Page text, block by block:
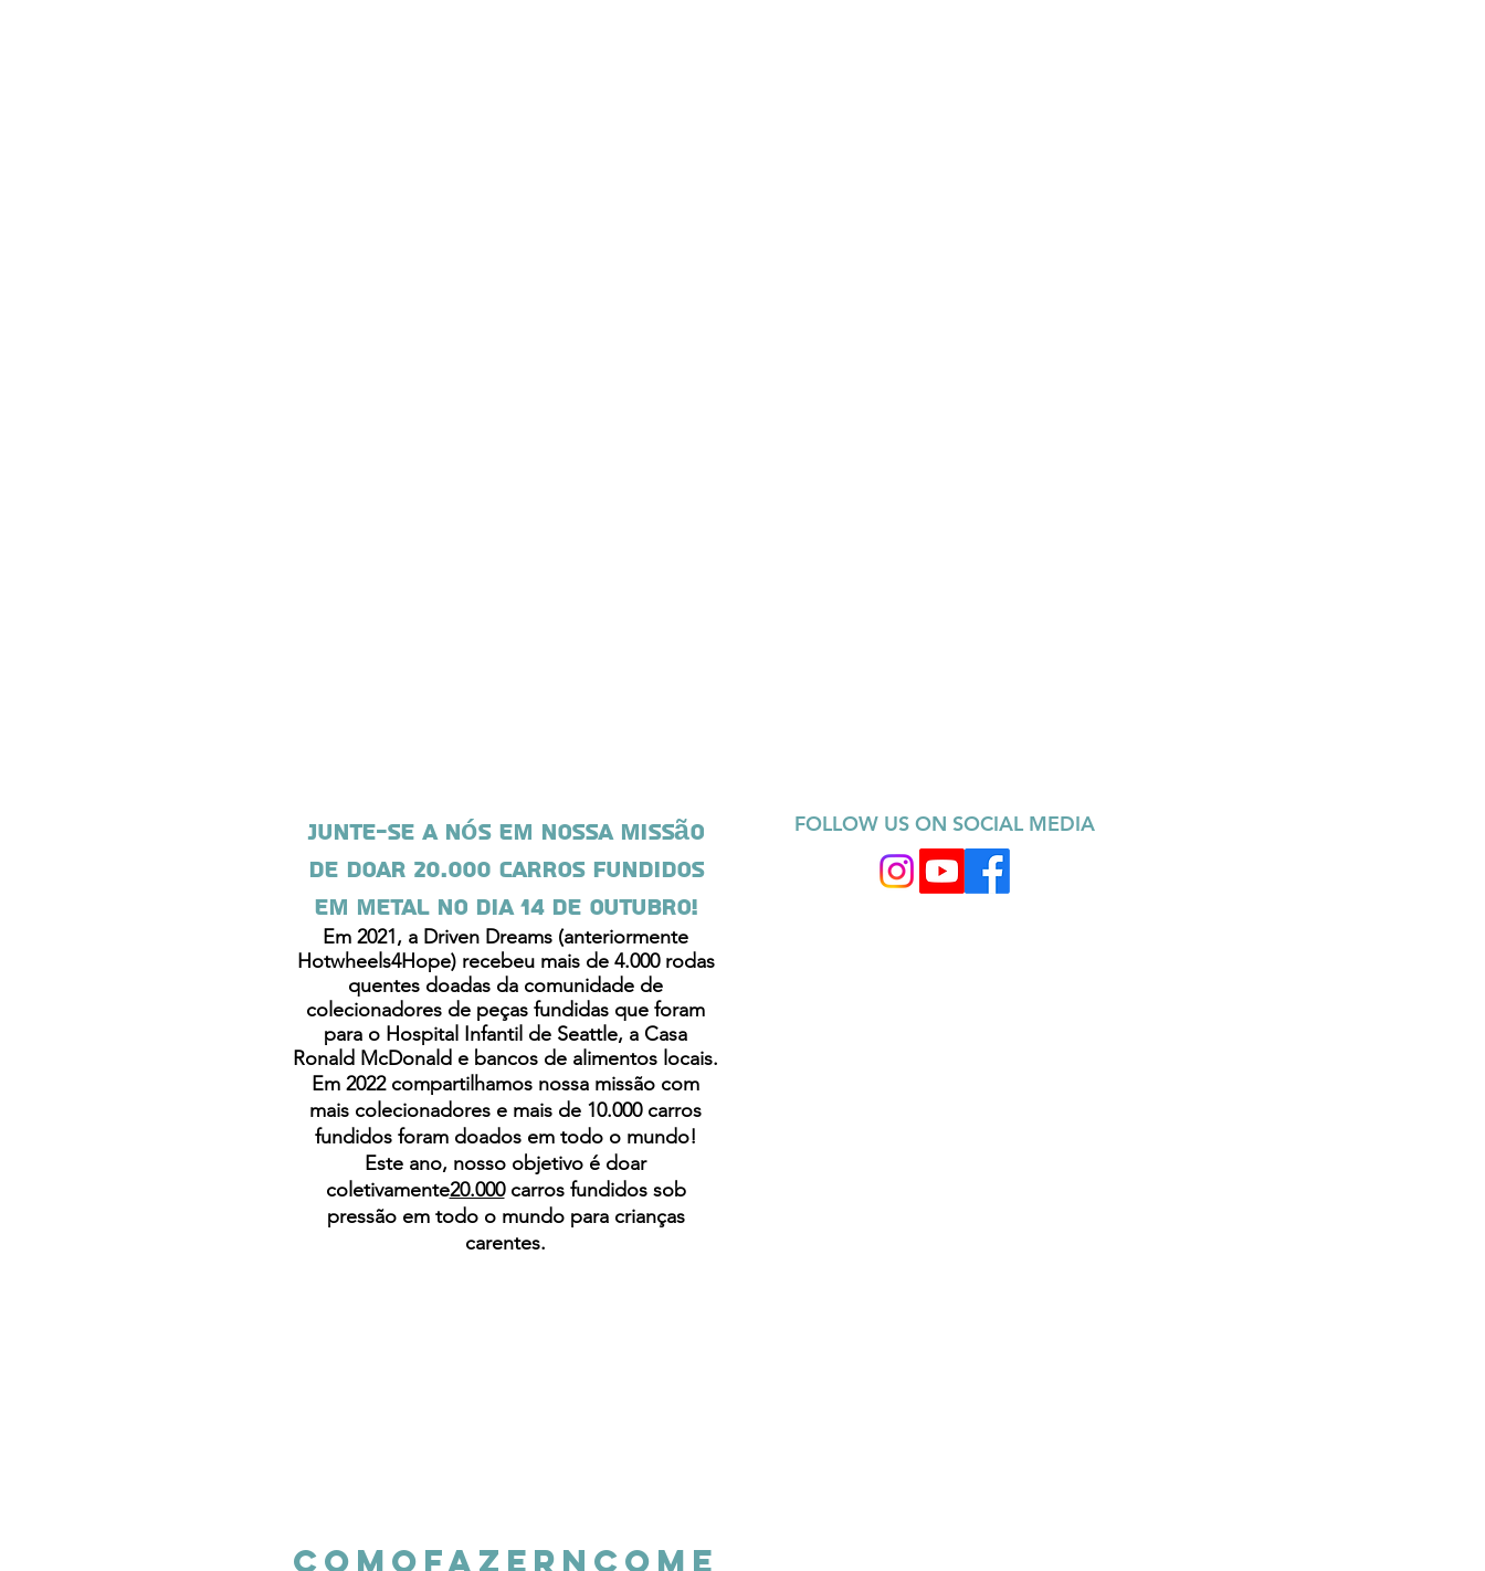
Junte-se a nós em nossa missão
de doar 20.000 carros fundidos
em metal no dia 14 de outubro!
Em 2021, a Driven Dreams (anteriormente
Hotwheels4Hope) recebeu mais de 4.000 rodas
quentes doadas da comunidade de
colecionadores de peças fundidas que foram
para o Hospital Infantil de Seattle, a Casa
Ronald McDonald e bancos de alimentos locais.
Em 2022 compartilhamos nossa missão com
mais colecionadores e mais de 10.000 carros
fundidos foram doados em todo o mundo!
Este ano, nosso objetivo é doar
coletivamente20.000carros fundidos sob
pressão em todo o mundo para crianças
carentes.
COMO FAZER N COME
FOLLOW US ON SOCIAL MEDIA